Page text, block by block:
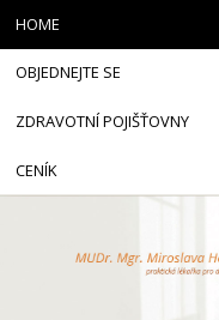
HOME
OBJEDNEJTE SE
ZDRAVOTNÍ POJIŠŤOVNY
CENÍK